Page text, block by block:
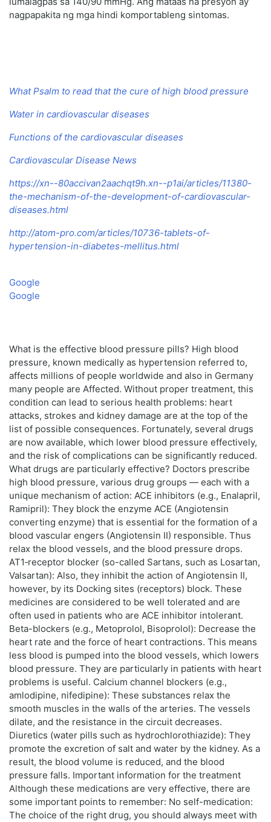
nagpapakita ng mga hindi komportableng sintomas.
What Psalm to read that the cure of high blood pressure
Water in cardiovascular diseases
Functions of the cardiovascular diseases
Cardiovascular Disease News
https://xn--80accivan2aachqt9h.xn--p1ai/articles/11380-
the-mechanism-of-the-development-of-cardiovascular-
diseases.html
http://atom-pro.com/articles/10736-tablets-of-
hypertension-in-diabetes-mellitus.html
Google
Google
What is the effective blood pressure pills? High blood
pressure, known medically as hypertension referred to,
affects millions of people worldwide and also in Germany
many people are Affected. Without proper treatment, this
condition can lead to serious health problems: heart
attacks, strokes and kidney damage are at the top of the
list of possible consequences. Fortunately, several drugs
are now available, which lower blood pressure effectively,
and the risk of complications can be significantly reduced.
What drugs are particularly effective? Doctors prescribe
high blood pressure, various drug groups — each with a
unique mechanism of action: ACE inhibitors (e.g., Enalapril,
Ramipril): They block the enzyme ACE (Angiotensin
converting enzyme) that is essential for the formation of a
blood vascular engers (Angiotensin II) responsible. Thus
relax the blood vessels, and the blood pressure drops.
AT1‑receptor blocker (so-called Sartans, such as Losartan,
Valsartan): Also, they inhibit the action of Angiotensin II,
however, by its Docking sites (receptors) block. These
medicines are considered to be well tolerated and are
often used in patients who are ACE inhibitor intolerant.
Beta-blockers (e.g., Metoprolol, Bisoprolol): Decrease the
heart rate and the force of heart contractions. This means
less blood is pumped into the blood vessels, which lowers
blood pressure. They are particularly in patients with heart
problems is useful. Calcium channel blockers (e.g.,
amlodipine, nifedipine): These substances relax the
smooth muscles in the walls of the arteries. The vessels
dilate, and the resistance in the circuit decreases.
Diuretics (water pills such as hydrochlorothiazide): They
promote the excretion of salt and water by the kidney. As a
result, the blood volume is reduced, and the blood
pressure falls. Important information for the treatment
Although these medications are very effective, there are
some important points to remember: No self-medication:
The choice of the right drug, you should always meet with